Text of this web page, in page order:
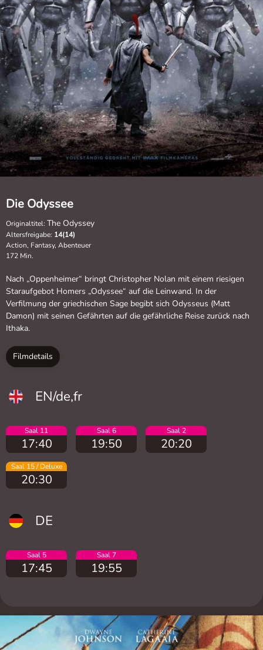
Die Odyssee
Originaltitel: The Odyssey
Altersfreigabe: 14(14)
Action, Fantasy, Abenteuer
172 Min.
Nach „Oppenheimer“ bringt Christopher Nolan mit einem riesigen
Staraufgebot Homers „Odyssee“ auf die Leinwand. In der
Verfilmung der griechischen Sage begibt sich Odysseus (Matt
Damon) mit seinen Gefährten auf die gefährliche Reise zurück nach
Ithaka.
Filmdetails
EN/de,fr
Saal 11
17:40
Saal 6
19:50
Saal 2
20:20
Saal 15 / Deluxe
20:30
DE
Saal 5
17:45
Saal 7
19:55